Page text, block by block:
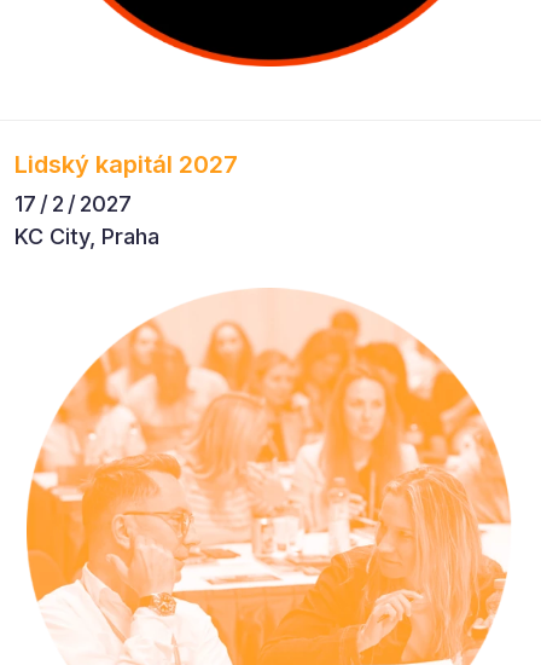
Lidský kapitál 2027
17 / 2 / 2027
KC City, Praha